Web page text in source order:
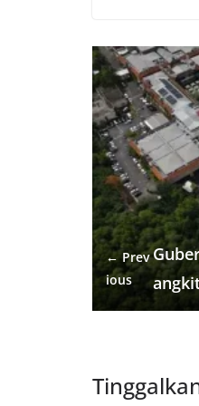
e
b
o
o
k
← Prev
ious